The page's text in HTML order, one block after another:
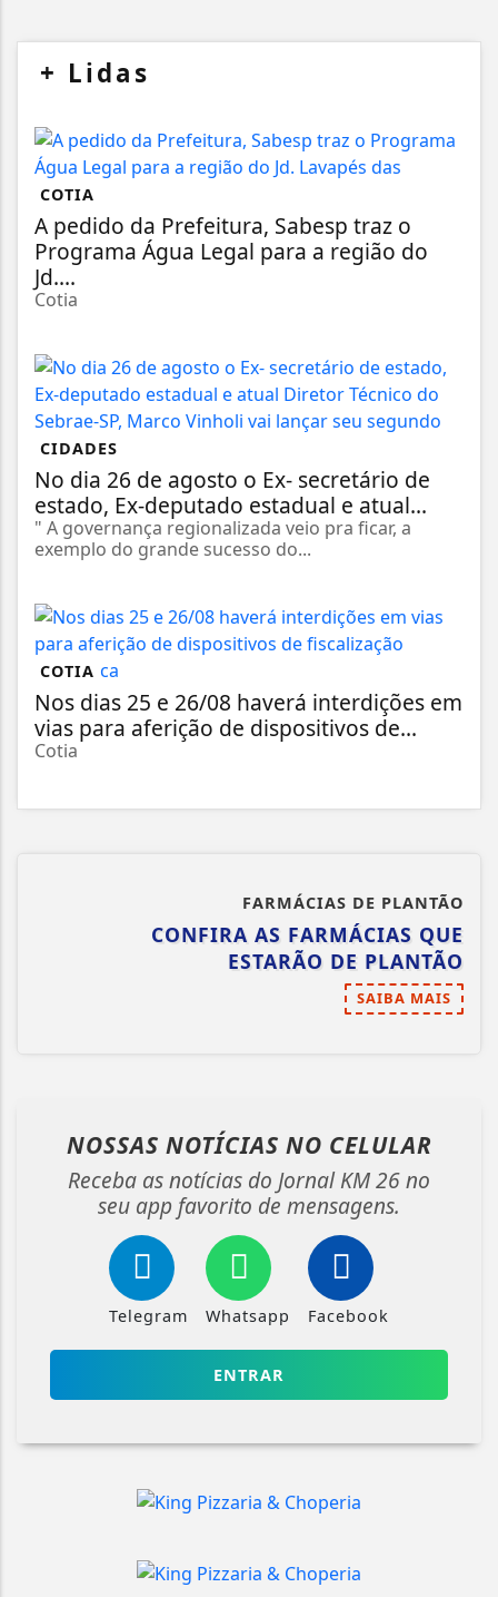
+ Lidas
COTIA
A pedido da Prefeitura, Sabesp traz o
Programa Água Legal para a região do
Jd....
Cotia
CIDADES
No dia 26 de agosto o Ex- secretário de
estado, Ex-deputado estadual e atual...
" A governança regionalizada veio pra ficar, a
exemplo do grande sucesso do...
COTIA
Nos dias 25 e 26/08 haverá interdições em
vias para aferição de dispositivos de...
Cotia
FARMÁCIAS DE PLANTÃO
CONFIRA AS FARMÁCIAS QUE
ESTARÃO DE PLANTÃO
SAIBA MAIS
NOSSAS NOTÍCIAS NO CELULAR
Receba as notícias do Jornal KM 26 no
seu app favorito de mensagens.
Telegram Whatsapp Facebook
ENTRAR